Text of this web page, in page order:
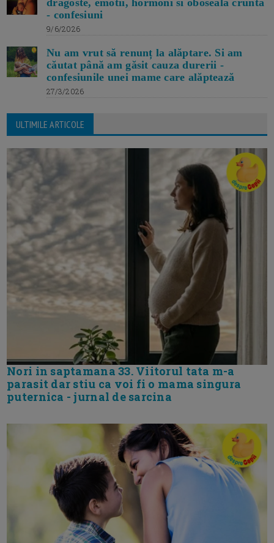
- confesiuni
9/6/2026
Nu am vrut să renunț la alăptare. Si am
căutat până am găsit cauza durerii -
confesiunile unei mame care alăptează
27/3/2026
ULTIMILE ARTICOLE
Nori in saptamana 33. Viitorul tata m-a
parasit dar stiu ca voi fi o mama singura
puternica - jurnal de sarcina